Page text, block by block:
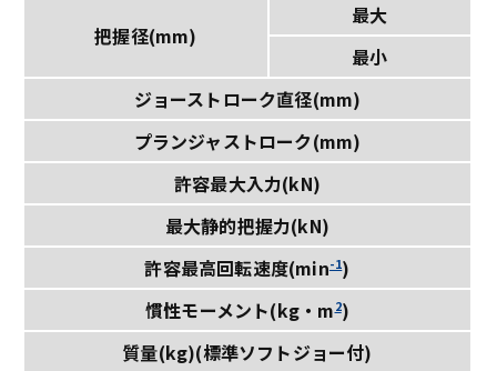
把握径(mm)
最大
最小
ジョーストローク直径(mm)
プランジャストローク(mm)
許容最大入力(kN)
最大静的把握力(kN)
許容最高回転速度(min-1)
慣性モーメント(kg・m2)
質量(kg)(標準ソフトジョー付)